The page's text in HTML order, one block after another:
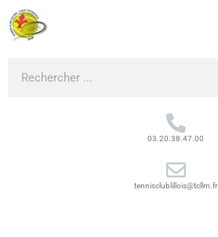
03.20.38.47.00
tennisclublillois@tcllm.fr